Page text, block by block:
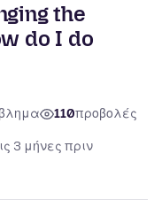
the
do I do
110προβολές
3 μήνες πριν